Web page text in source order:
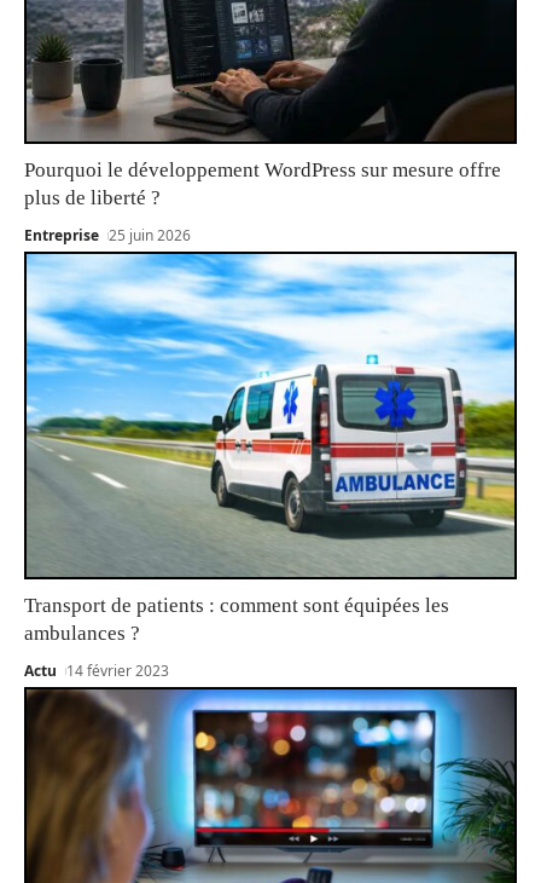
Pourquoi le développement WordPress sur mesure offre
plus de liberté ?
Entreprise 25 juin 2026
Transport de patients : comment sont équipées les
ambulances ?
Actu 14 février 2023